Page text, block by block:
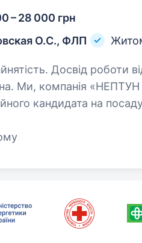
– 28 000 грн
О.С., ФЛП
Досвід роботи від 1 року. Вул. Вільський
Ми, компанія
кандидата на